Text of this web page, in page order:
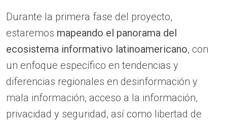
Durante la primera fase del proyecto,
estaremos mapeando el panorama del
ecosistema informativo latinoamericano, con
un enfoque específico en tendencias y
diferencias regionales en desinformación y
mala información, acceso a la información,
privacidad y seguridad, así como libertad de